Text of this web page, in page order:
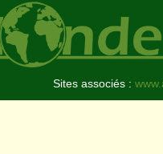
Sites associés :